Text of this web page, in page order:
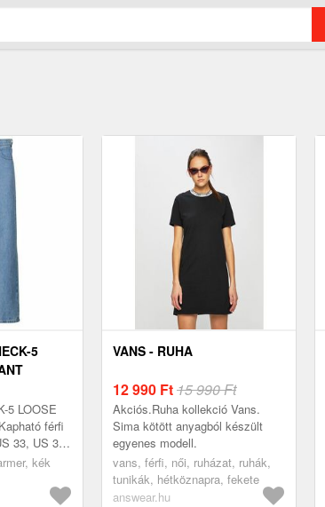
5
5 LOOSE
férfi
33, US 34
/
kék
VANS - RUHA
12 990 Ft15 990 Ft
Akciós.Ruha kollekció Vans.
Sima kötött anyagból készült
egyenes modell.
vans, férfi, női, ruházat, ruhák,
tunikák, hétköznapra, fekete
answear.hu